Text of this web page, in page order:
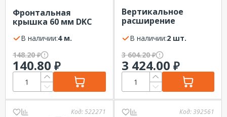
Фронтальная
крышка 60 мм DKC
В наличии:
4 м.
148.20₽
140.80 ₽
Вертикальное
расширение
12 модулей черный
В наличии:
2 шт.
3 604.20₽
3 424.00 ₽
Код:522271 Код:392561